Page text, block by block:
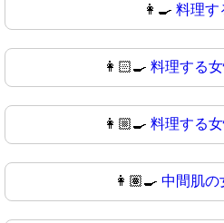
👩‍🍳 料理す
👩🏻‍🍳 料理する
👩🏼‍🍳 料理する
👩🏽‍🍳 中間肌の